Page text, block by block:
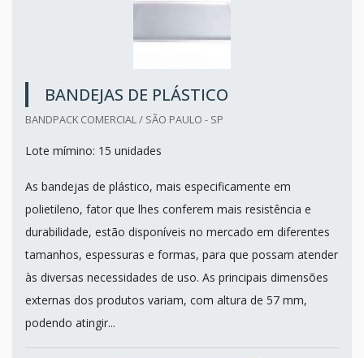
BANDEJAS DE PLÁSTICO
BANDPACK COMERCIAL / SÃO PAULO - SP
Lote mímino: 15 unidades
As bandejas de plástico, mais especificamente em
polietileno, fator que lhes conferem mais resistência e
durabilidade, estão disponíveis no mercado em diferentes
tamanhos, espessuras e formas, para que possam atender
às diversas necessidades de uso. As principais dimensões
externas dos produtos variam, com altura de 57 mm,
podendo atingir...